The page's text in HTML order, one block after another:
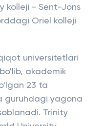
kolleji - Sent-Jons
Oriel kolleji
universitetlari
bo'lib, akademik
23 ta
guruhdagi yagona
Trinity